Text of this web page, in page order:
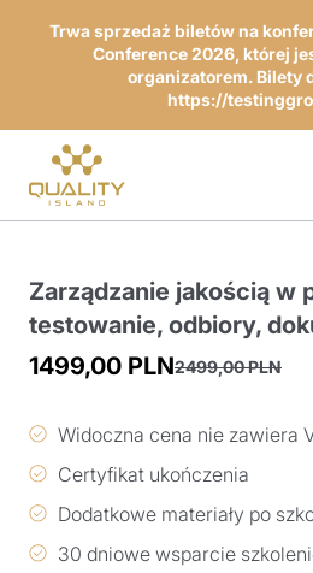
Trwa sprzedaż biletów na
Conference 2026, której
organizatorem. Bilety
https://
Zarządzanie jakością w
testowanie, odbiory,
2499,00PLN
cena
2499,00 PLN.
1499,00 PLN
cena
1499,00 PLN.
Widoczna cena nie zawiera
Certyfikat ukończenia
Dodatkowe materiały po
30 dniowe wsparcie